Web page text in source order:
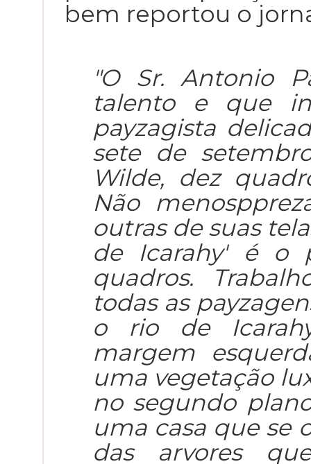
bem reportou o
"O Sr. Antonio
talento e que
payzagista
sete de
Wilde, dez
Não
outras de suas
de Icarahy' é o
quadros.
todas as
o rio de
margem
uma vegetação
no segundo
uma casa que se
das arvores